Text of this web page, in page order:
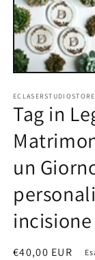
1
in
finestra
modale
ECLASERSTUDIOSTORE
Tag in
un
Prezzo
€40,00 EUR